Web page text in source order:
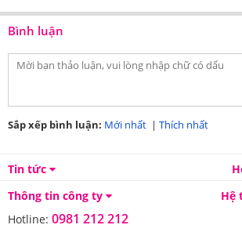
Bình luận
Sắp xếp bình luận: Mới nhất | Thích nhất
Tin tức
Thông tin công ty
Hệ
Hotline: 0981 212 212